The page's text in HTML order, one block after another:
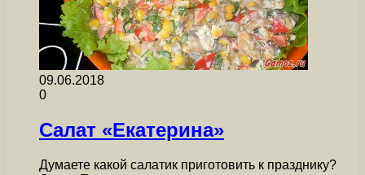
09.06.2018
0
Салат «Екатерина»
Думаете какой салатик приготовить к празднику?